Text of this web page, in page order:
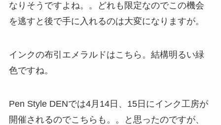
なりそうですよね。。どれも限定なのでこの機会
を逃すと後で手に入れるのは大変になりますが。
インクの布引エメラルドはこちら。結構明るい緑
色ですね。
Pen Style DENでは4月14日、15日にインク工房が
開催されるのでこちらも。。と思ったのですが、